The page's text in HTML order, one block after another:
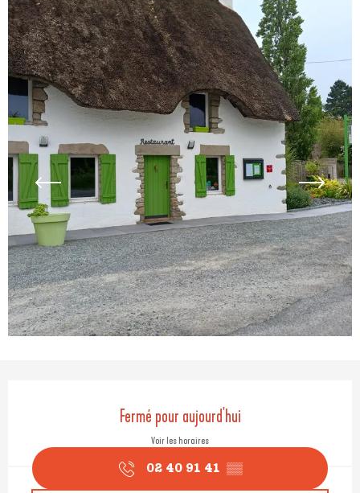
Ouverture et coordonnées
Fermé pour aujourd'hui
Voir les horaires
02 40 91 41 ▒▒